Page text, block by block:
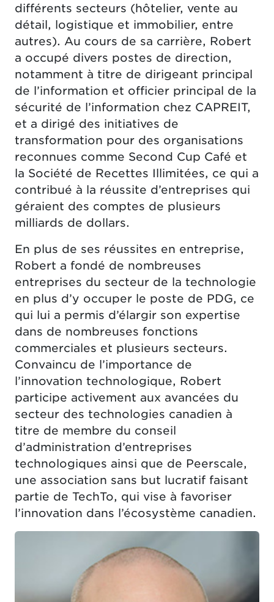
différents secteurs (hôtelier, vente au
détail, logistique et immobilier, entre
autres). Au cours de sa carrière, Robert
a occupé divers postes de direction,
notamment à titre de dirigeant principal
de l’information et officier principal de la
sécurité de l’information chez CAPREIT,
et a dirigé des initiatives de
transformation pour des organisations
reconnues comme Second Cup Café et
la Société de Recettes Illimitées, ce qui a
contribué à la réussite d’entreprises qui
géraient des comptes de plusieurs
milliards de dollars.
En plus de ses réussites en entreprise,
Robert a fondé de nombreuses
entreprises du secteur de la technologie
en plus d’y occuper le poste de PDG, ce
qui lui a permis d’élargir son expertise
dans de nombreuses fonctions
commerciales et plusieurs secteurs.
Convaincu de l’importance de
l’innovation technologique, Robert
participe activement aux avancées du
secteur des technologies canadien à
titre de membre du conseil
d’administration d’entreprises
technologiques ainsi que de Peerscale,
une association sans but lucratif faisant
partie de TechTo, qui vise à favoriser
l’innovation dans l’écosystème canadien.